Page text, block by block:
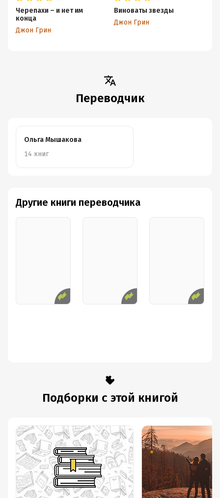
Черепахи – и нет им
конца
Джон Грин
Виноваты звезды
Джон Грин
Переводчик
Ольга Мышакова
14 книг
Другие книги переводчика
Подборки с этой книгой